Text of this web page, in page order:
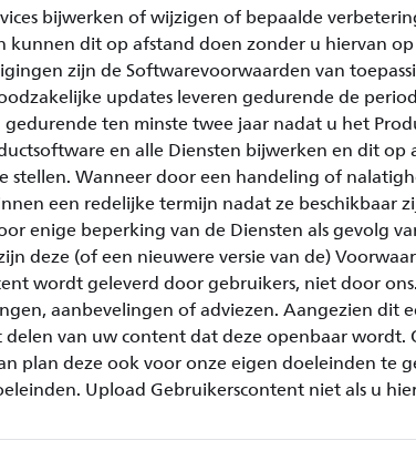
bijwerken of wijzigen of bepaalde
kunnen dit op afstand doen zonder u hiervan
zijn de Softwarevoorwaarden van
updates leveren gedurende de
ten minste twee jaar nadat u het
en alle Diensten bijwerken en dit
stellen. Wanneer door een handeling of
een redelijke termijn nadat ze beschikbaar
enige beperking van de Diensten als gevolg
deze (of een nieuwere versie van de)
wordt geleverd door gebruikers, niet door
aanbevelingen of adviezen. Aangezien dit
delen van uw content dat deze openbaar
plan deze ook voor onze eigen doeleinden te
Upload Gebruikerscontent niet als u